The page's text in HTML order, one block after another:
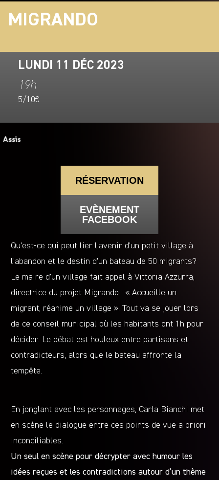
MIGRANDO
LUNDI 11 DÉC 2023
19h
5/10€
RÉSERVATION
EVÈNEMENT
FACEBOOK
Qu’est-ce qui peut lier l’avenir d’un petit village à
l’abandon et le destin d’un bateau de 50 migrants?
Le maire d’un village fait appel à Vittoria Azzurra,
directrice du projet Migrando : « Accueille un
migrant, réanime un village ». Tout va se jouer lors
de ce conseil municipal où les habitants ont 1h pour
décider. Le débat est houleux entre partisans et
contradicteurs, alors que le bateau affronte la
tempête.
En jonglant avec les personnages, Carla Bianchi met
en scène le dialogue entre ces points de vue a priori
inconciliables.
Un seul en scène pour décrypter avec humour les
idées reçues et les contradictions autour d’un thème